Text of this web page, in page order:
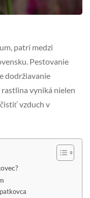
patrí medzi
Pestovanie
dodržiavanie
vyniká nielen
vzduch v